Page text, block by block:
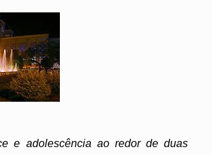
e adolescência ao redor de duas